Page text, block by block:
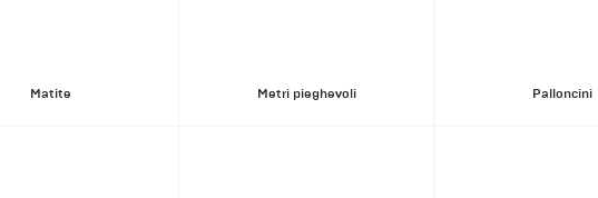
Matite Metri pieghevoli Palloncini